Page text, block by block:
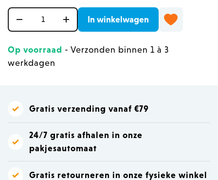
In winkelwagen
Op voorraad - Verzonden binnen 1 à 3
werkdagen
Gratis verzending vanaf €79
24/7 gratis afhalen in onze
pakjesautomaat
Gratis retourneren in onze fysieke winkel